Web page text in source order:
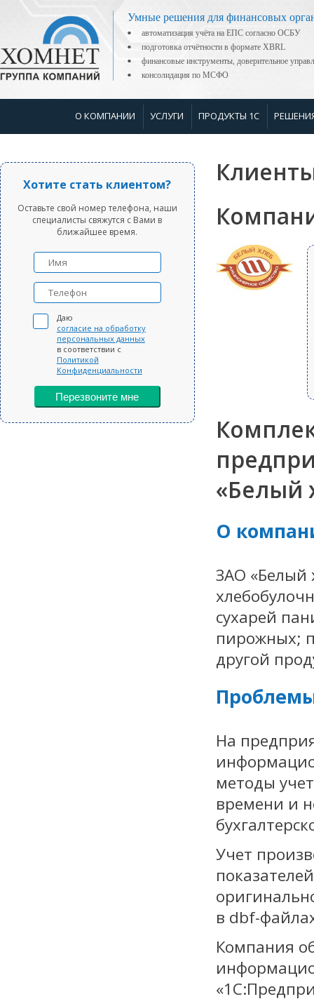
Умные решения для финансовых
автоматизация учёта на ЕПС согласно ОСБУ
подготовка отчётности в формате XBRL
финансовые инструменты, доверительное
консолидация по МСФО
О КОМПАНИИ УСЛУГИ ПРОДУКТЫ 1С
Хотите стать клиентом?
Оставьте свой номер телефона, наши
специалисты свяжутся с Вами в
ближайшее время.
Даю
согласие на обработку
персональных данных
в соответствии с
Политикой
Конфиденциальности
Перезвоните мне
«Белый
О
ЗАО «Белый
сухарей
пирожных;
другой
На
методы
времени и
Учет
в dbf-
Компания